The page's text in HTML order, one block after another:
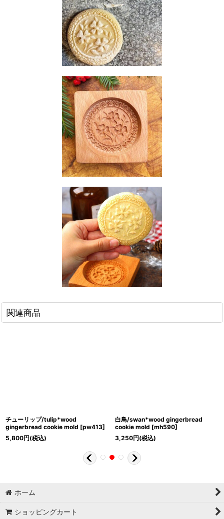
関連商品
チューリップ/tulip*wood
gingerbread cookie mold [pw413]
5,800円(税込)
白鳥/swan*wood gingerbread
cookie mold [mh590]
3,250円(税込)
ホーム
ショッピングカート